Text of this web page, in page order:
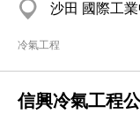
沙田 國際工
冷氣工程
信興冷氣工程